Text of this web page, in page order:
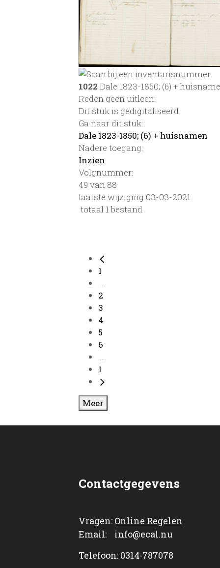
1022 Dale 1823-1850; (6) +
Reden geen uitleen:
Dit stuk is gedigitaliseerd
Ga naar dit stuk:
Dale 1823-1850; (6) + huisnamen
Nadere toegang:
Inzien
Volgnummer:
49 van 88
laatste wijziging 03-03-2021
totaal 1 bestand
1
...
2
3
4
5
6
...
1
Meer
Contactgegevens
Vragen: Online Regelen
Email: info@ecal.nu
Telefoon: 0314-787078